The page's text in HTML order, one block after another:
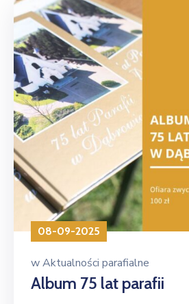
08-09-2025
wAktualności parafialne
Album 75 lat parafii